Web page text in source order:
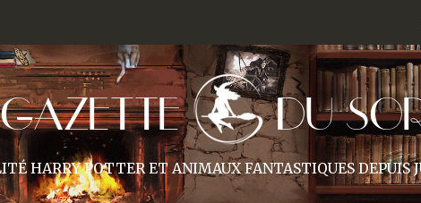
DU
HARRY POTTER ET ANIMAUX FANTASTIQUES DEPUIS